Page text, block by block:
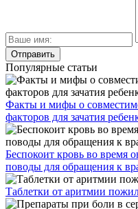
Популярные статьи
Факты и мифы о
факторов для зачатия
Беспокоит кровь во время
поводы для обращения к
Таблетки от аритмии